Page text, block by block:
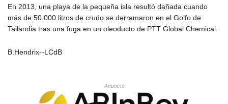
IRR
1588317.004451
ISK 141.80247
KES 149.462068
KGS 101.031383
En 2013, una playa de la pequeña isla resultó dañada cuando
más de 50.000 litros de crudo se derramaron en el Golfo de
Tailandia tras una fuga en un oleoducto de PTT Global Chemical.
B.Hendrix--LCdB
Anuncio